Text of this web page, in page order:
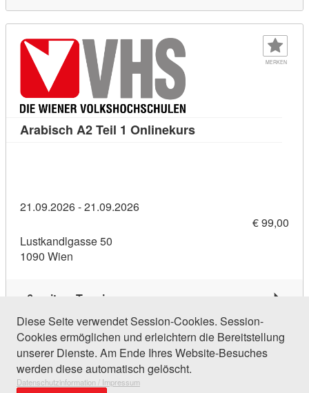
MERKEN
Arabisch A2 Teil 1 OnlinekursKursdetail: Arabisch
21.09.2026 - 21.09.2026
€ 99,00
Lustkandlgasse 50
1090 Wien
6 weitere Termine
135 Einträge gefunden (1 von 7)
Diese Seite verwendet Session-Cookies. Session-
Cookies ermöglichen und erleichtern die Bereitstellung
unserer Dienste. Am Ende Ihres Website-Besuches
werden diese automatisch gelöscht.
Datenschutzinformation / Impressum